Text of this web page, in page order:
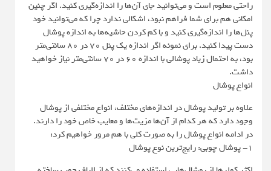
راحتی معلوم است و می‌توانید جای آن‌ها را اندازه‌گیری کنید. اگر چنین
امکانی هم برای شما فراهم نبود، اشکالی ندارد چرا که می‌توانید خود
پنل‌ها را اندازه‌گیری کنید و با کم کردن حاشیه‌ها به اندازه پوشال
دست پیدا کنید. برای نمونه اگر اندازه یک پنل 70 در 80 سانتی‌متر
بود، به احتمال زیاد پوشالی با اندازه 60 در 70 سانتی‌متر نیاز خواهید
داشت.
انواع پوشال
علاوه بر تولید پوشال در اندازه‌های مختلف، انواع مختلفی از پوشال
وجود دارد که هر کدام از آن‌ها مزیت‌ها و معایب خاص خود را دارند.
در ادامه انواع پوشال را به صورت کلی با هم مرور خواهیم کرد:
1- پوشال چوبی: رایج‌ترین نوع پوشال